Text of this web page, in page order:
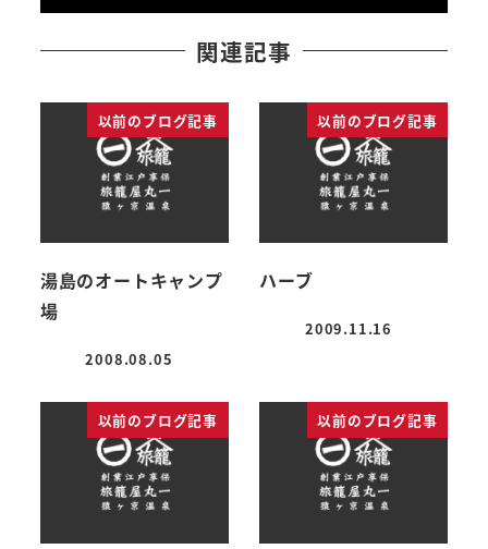
関連記事
以前のブログ記事
湯島のオートキャンプ
場
投稿日
2008.08.05
以前のブログ記事
ハーブ
投稿日
2009.11.16
以前のブログ記事 以前のブログ記事